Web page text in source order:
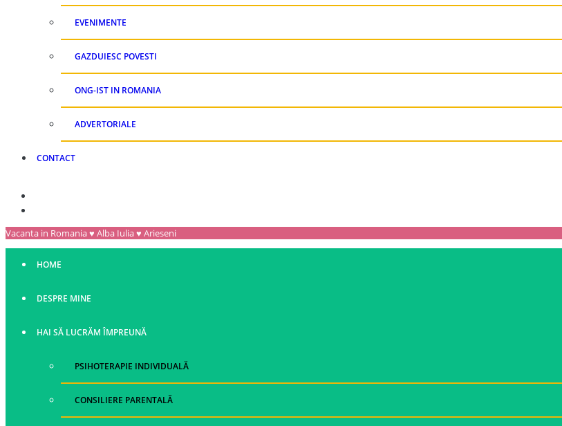
EVENIMENTE
GAZDUIESC POVESTI
ONG-IST IN ROMANIA
ADVERTORIALE
CONTACT
Vacanta in Romania ♥ Alba Iulia ♥ Arieseni
HOME
DESPRE MINE
HAI SĂ LUCRĂM ÎMPREUNĂ
PSIHOTERAPIE INDIVIDUALĂ
CONSILIERE PARENTALĂ